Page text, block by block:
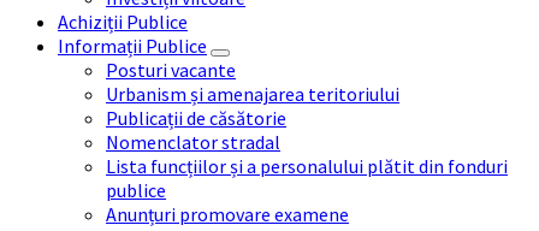
Achiziții Publice
Informații Publice
Posturi vacante
Urbanism și amenajarea teritoriului
Publicații de căsătorie
Nomenclator stradal
Lista funcțiilor și a personalului plătit din fonduri
publice
Anunțuri promovare examene